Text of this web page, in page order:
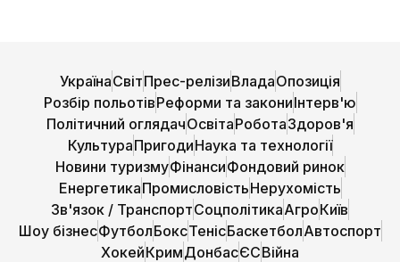
УкраїнаСвітПрес-релізиВладаОпозиція
Розбір польотівРеформи та закониІнтерв'ю
Політичний оглядачОсвітаРоботаЗдоров'я
КультураПригодиНаука та технології
Новини туризмуФінансиФондовий ринок
ЕнергетикаПромисловістьНерухомість
Зв'язок / ТранспортСоцполітикаАгроКиїв
Шоу бізнесФутболБоксТенісБаскетболАвтоспорт
ХокейКримДонбасЄСВійна